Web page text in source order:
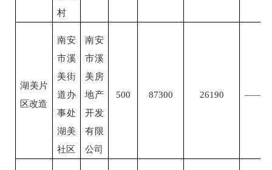
村
湖美片
区改造
南安
市溪
美街
道办
事处
湖美
社区
南安
市溪
美房
地产
开发
有限
公司
500 87300 26190 ——